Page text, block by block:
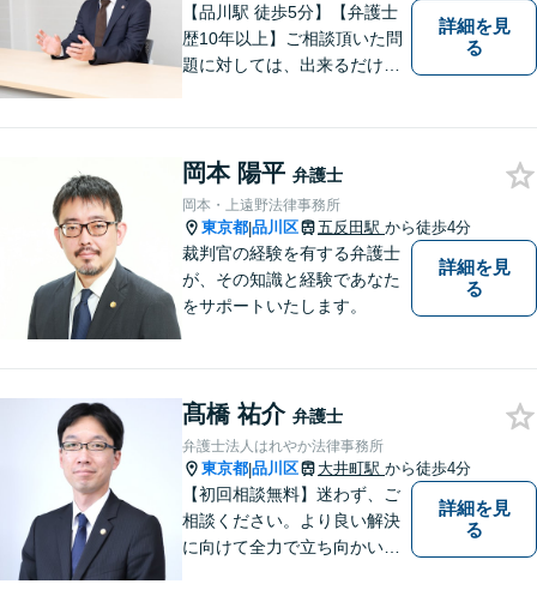
【品川駅 徒歩5分】【弁護士
歴10年以上】ご相談頂いた問
題に対しては、出来るだけ多
からない場合は、無料相談を
利用してご相談くださ
詳細を見
る
岡本 陽平 弁護士
岡本・上遠野法律事務所
東京都|品川区 五反田駅 から徒歩4分
裁判官の経験を有する弁護士
が、その知識と経験であなた
をサポートいたします。
詳細を見
る
髙橋 祐介 弁護士
弁護士法人はれやか法律事務所
東京都|品川区 大井町駅 から徒歩4分
【初回相談無料】迷わず、ご
相談ください。より良い解決
に向けて全力で立ち向かいま
詳細を見
る